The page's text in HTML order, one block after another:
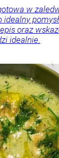
w
oraz
idealnie.